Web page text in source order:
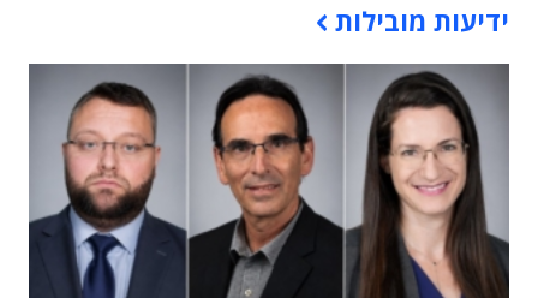
ידיעות מובילות